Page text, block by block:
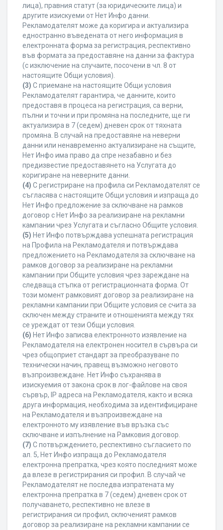
лица), правния статут (за юридическите лица) и
другите изискуеми от Нет Инфо данни.
Рекламодателят може да коригира и актуализира
едностранно въведената от него информация в
електронната форма за регистрация, респективно
във формата за предоставяне на данни за фактура
(с изключение на случаите, посочени в чл. 8 от
настоящите Общи условия).
(3) С приемане на настоящите Общи условия
Рекламодателят гарантира, че данните, които
предоставя в процеса на регистрация, са верни,
пълни и точни и при промяна на последните, ще ги
актуализира в 7 (седем) дневен срок от тяхната
промяна. В случай на предоставяне на неверни
данни или ненавременно актуализиране на същите,
Нет Инфо има право да спре незабавно и без
предизвестие предоставянето на Услугата до
коригиране на неверните данни.
(4) С регистриране на профила си Рекламодателят се
съгласява с настоящите Общи условия и изпраща до
Нет Инфо предложение за сключване на рамков
договор с Нет Инфо за реализиране на рекламни
кампании чрез Услугата и съгласно Общите условия.
(5) Нет Инфо потвърждава успешната регистрация
на Профила на Рекламодателя и потвърждава
предложението на Рекламодателя за сключване на
рамков договор за реализиране на рекламни
кампании при Общите условия чрез зареждане на
следваща стъпка от регистрационната форма. От
този момент рамковият договор за реализиране на
рекламни кампании при Общите условия се счита за
сключен между страните и отношенията между тях
се уреждат от тези Общи условия.
(6) Нет Инфо записва електронното изявление на
Рекламодателя на електронен носител в сървъра си
чрез общоприет стандарт за преобразуване по
технически начин, правещ възможно неговото
възпроизвеждане. Нет Инфо съхранява в
изискуемия от закона срок в лог-файлове на своя
сървър, IP адреса на Рекламодателя, както и всяка
друга информация, необходима за идентифициране
на Рекламодателя и възпроизвеждане на
електронното му изявление във връзка със
сключване и изпълнение на Рамковия договор.
(7) С потвърждението, респективно съгласието по
ал. 5, Нет Инфо изпраща до Рекламодателя
електронна препратка, чрез която последният може
да влезе в регистрирания си профил. В случай че
Рекламодателят не последва изпратената му
електронна препратка в 7 (седем) дневен срок от
получаването, респективно не влезе в
регистрирания си профил, сключеният рамков
договор за реализиране на рекламни кампании се